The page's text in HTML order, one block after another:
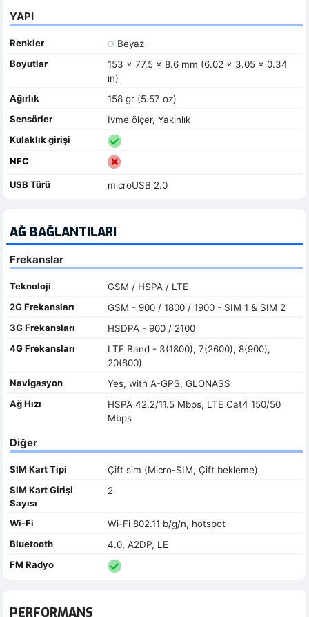
YAPI
Renkler
Beyaz
Boyutlar
153 x 77.5 x 8.6 mm (6.02 x 3.05 x 0.34
in)
Ağırlık
158 gr (5.57 oz)
Sensörler
İvme ölçer, Yakınlık
Kulaklık girişi
NFC
USB Türü microUSB 2.0
AĞ BAĞLANTILARI
Frekanslar
Teknoloji
GSM / HSPA / LTE
2G Frekansları
GSM - 900 / 1800 / 1900 - SIM 1 & SIM 2
3G Frekansları
HSDPA - 900 / 2100
4G Frekansları
LTE Band - 3(1800), 7(2600), 8(900),
20(800)
Navigasyon
Yes, with A-GPS, GLONASS
Ağ Hızı
HSPA 42.2/11.5 Mbps, LTE Cat4 150/50
Mbps
Diğer
SIM Kart Tipi
Çift sim (Micro-SIM, Çift bekleme)
SIM Kart Girişi
Sayısı
2
Wi-Fi
Wi-Fi 802.11 b/g/n, hotspot
Bluetooth
4.0, A2DP, LE
FM Radyo
PERFORMANS